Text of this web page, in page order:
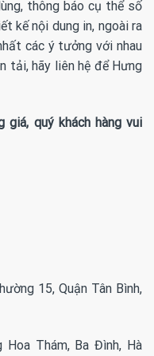
thông báo cụ thể số
kế nội dung in, ngoài ra
các ý tưởng với nhau
tải, hãy liên hệ để Hưng
quý khách hàng vui
15, Quận Tân Bình,
Thám, Ba Đình, Hà